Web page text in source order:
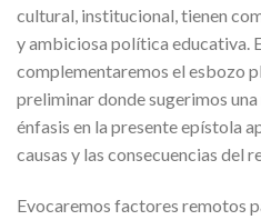
cultural, institucional, tienen
y ambiciosa política educativa.
complementaremos el esbozo
preliminar donde sugerimos
énfasis en la presente epístola
causas y las consecuencias del
Evocaremos factores remotos